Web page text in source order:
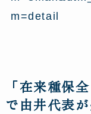
m=detail
「在来種保
で由井代表